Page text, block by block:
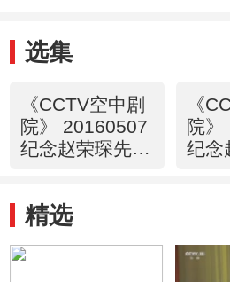
选集
《CCTV空中剧
院》 20160507
纪念赵荣琛先生
《
院》
纪念
精选